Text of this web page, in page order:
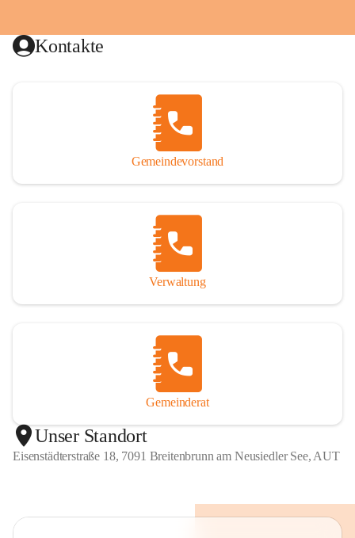
Kontakte
Gemeindevorstand
Verwaltung
Gemeinderat
Unser Standort
Eisenstädterstraße 18, 7091 Breitenbrunn am Neusiedler See, AUT